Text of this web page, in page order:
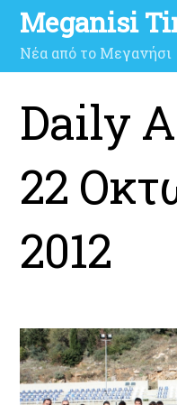
Meganisi
Νέα από το Μεγανήσι
Daily
22
2012